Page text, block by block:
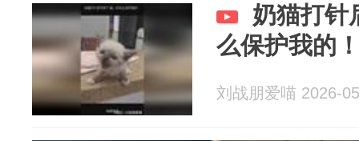
奶猫打针
么保护我的
刘战朋爱喵 2026-